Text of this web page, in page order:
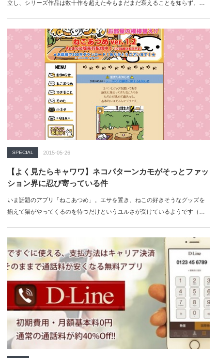
立し、シリーズ作品は数十作を超えた今もまだまだ衰えることを知らず、
SPECIAL 2015-05-26
【よく見たらキャワワ】ネコパターンカモがそっとファッ
ション界に忍び寄っている件
いま話題のアプリ「ねこあつめ」。エサを置き、ねこの好きそうなグッズを
揃えて猫がやってくるのを待つだけというユルさが受けているようです（か